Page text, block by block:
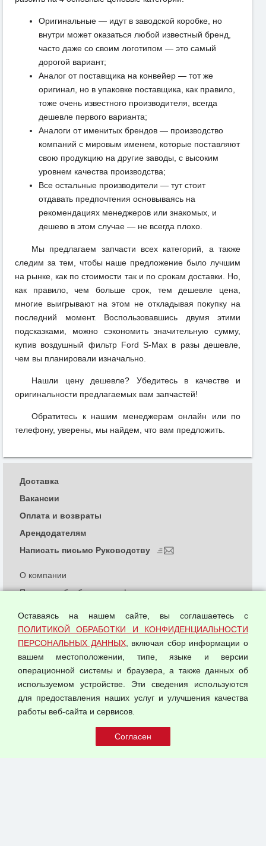
Оригинальные — идут в заводской коробке, но
внутри может оказаться любой известный бренд,
часто даже со своим логотипом — это самый
дорогой вариант;
Аналог от поставщика на конвейер — тот же
оригинал, но в упаковке поставщика, как правило,
тоже очень известного производителя, всегда
дешевле первого варианта;
Аналоги от именитых брендов — производство
компаний с мировым именем, которые поставляют
свою продукцию на другие заводы, с высоким
уровнем качества производства;
Все остальные производители — тут стоит
отдавать предпочтения основываясь на
рекомендациях менеджеров или знакомых, и
дешево в этом случае — не всегда плохо.
Мы предлагаем запчасти всех категорий, а также
следим за тем, чтобы наше предложение было лучшим
на рынке, как по стоимости так и по срокам доставки. Но,
как правило, чем больше срок, тем дешевле цена,
многие выигрывают на этом не откладывая покупку на
последний момент. Воспользовавшись двумя этими
подсказками, можно сэкономить значительную сумму,
купив воздушный фильтр Ford S-Max в разы дешевле,
чем вы планировали изначально.
Нашли цену дешевле? Убедитесь в качестве и
оригинальности предлагаемых вам запчастей!
Обратитесь к нашим менеджерам онлайн или по
телефону, уверены, мы найдем, что вам предложить.
© 2026 ООО "Феникс"
О компании
Политика обработки и конфиденциальности
Согласием на обработку персональных данных
Оферта оптовой купли-продажи
Публичная оферта
Доставка
Вакансии
Оплата и возвраты
Арендодателям
Написать письмо Руководству
Оставаясь на нашем сайте, вы соглашаетесь с
ПОЛИТИКОЙ ОБРАБОТКИ И КОНФИДЕНЦИАЛЬНОСТИ
ПЕРСОНАЛЬНЫХ ДАННЫХ, включая сбор информации о
вашем местоположении, типе, языке и версии
операционной системы и браузера, а также данных об
используемом устройстве. Эти сведения используются
для предоставления наших услуг и улучшения качества
работы веб-сайта и сервисов.